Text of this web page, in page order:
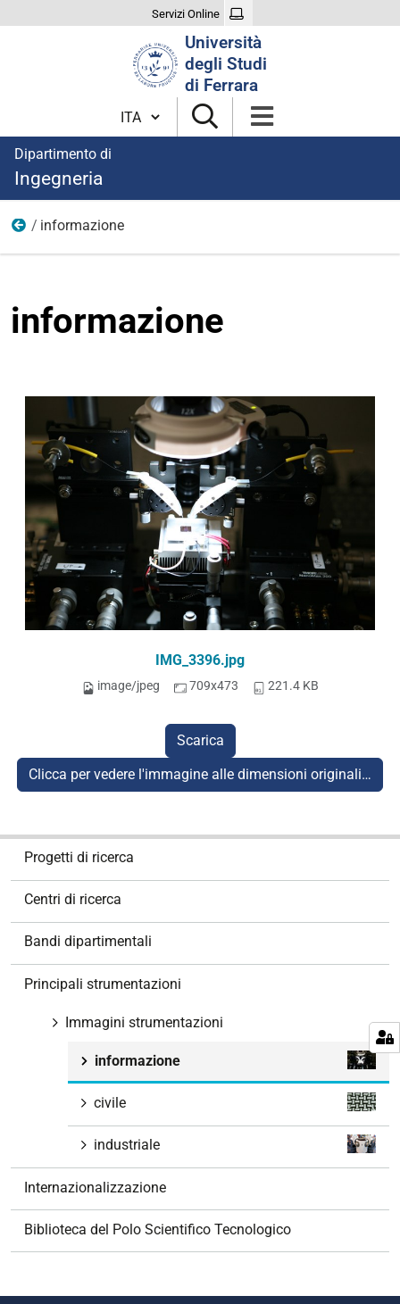
Servizi Online
Università
degli Studi
di Ferrara
Cambia lingua
Dipartimento di
Ingegneria
Immagini strumentazioni
informazione
informazione
IMG_3396.jpg
image/jpeg 709x473 221.4 KB
Scarica
Clicca per vedere l'immagine alle dimensioni originali…
Progetti di ricerca
Centri di ricerca
Bandi dipartimentali
Principali strumentazioni
Immagini strumentazioni
informazione
civile
industriale
Internazionalizzazione
Biblioteca del Polo Scientifico Tecnologico